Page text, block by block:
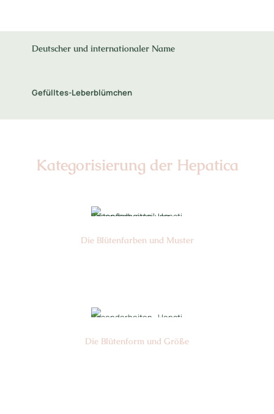
Deutscher und internationaler Name
Gefülltes-Leberblümchen
Kategorisierung der Hepatica
Die Blüten­farben und Muster
Die Blüten­form und Größe